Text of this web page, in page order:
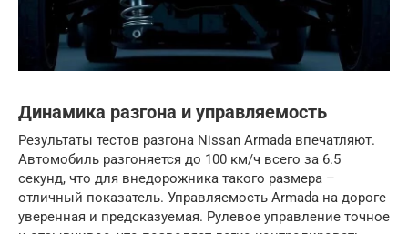
Динамика разгона и управляемость
Результаты тестов разгона Nissan Armada впечатляют.
Автомобиль разгоняется до 100 км/ч всего за 6.5
секунд, что для внедорожника такого размера –
отличный показатель. Управляемость Armada на дороге
уверенная и предсказуемая. Рулевое управление точное